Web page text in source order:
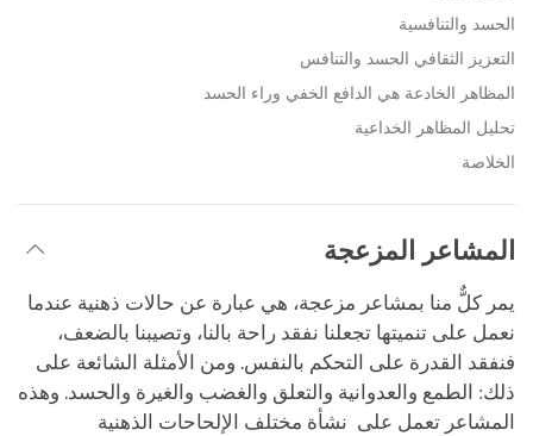
الحسد والتنافسية
التعزيز الثقافي الحسد والتنافس
المظاهر الخادعة هي الدافع الخفي وراء الحسد
تحليل المظاهر الخداعية
الخلاصة
المشاعر المزعجة
يمر كلٌّ منا بمشاعر مزعجة، هي عبارة عن حالات ذهنية عندما
نعمل على تنميتها تجعلنا نفقد راحة بالنا، وتصيبنا بالضعف،
فنفقد القدرة على التحكم بالنفس. ومن الأمثلة الشائعة على
ذلك: الطمع والعدوانية والتعلق والغضب والغيرة والحسد. وهذه
المشاعر تعمل على نشأة مختلف الإلحاحات الذهنية